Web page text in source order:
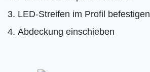
LED-Streifen im Profil befestigen
Abdeckung einschieben